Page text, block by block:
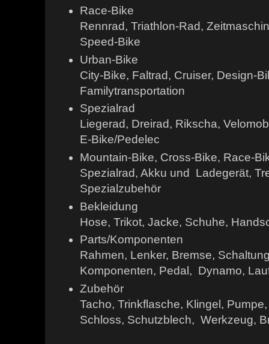
Race-Bike
Rennrad, Triathlon-Rad,
Speed-Bike
Urban-Bike
City-Bike, Faltrad, Cruiser, Design-
Familytransportation
Spezialrad
Liegerad, Dreirad, Rikscha,
E-Bike/Pedelec
Mountain-Bike, Cross-Bike, Race-
Spezialrad, Akku und
Ladegerät,
Spezialzubehör
Bekleidung
Hose, Trikot, Jacke, Schuhe,
Parts/Komponenten
Rahmen, Lenker, Bremse,
Komponenten, Pedal, Dynamo,
Zubehör
Tacho, Trinkflasche, Klingel,
Schloss, Schutzblech, Werkzeug,